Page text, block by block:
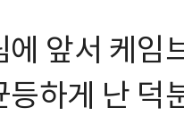
에 앞서 케임
등하게 난 덕